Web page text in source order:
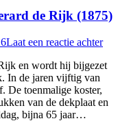
de Rijk (1875)
Laat een reactie achter
en wordt hij bijgezet
In de jaren vijftig van
De toenmalige koster,
van de dekplaat en
bijna 65 jaar…